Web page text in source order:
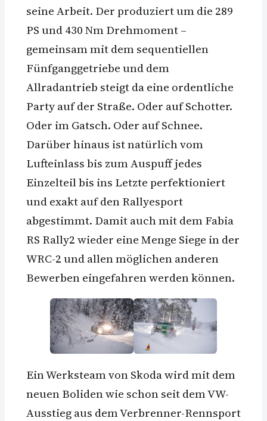
seine Arbeit. Der produziert um die 289
PS und 430 Nm Drehmoment –
gemeinsam mit dem sequentiellen
Fünfganggetriebe und dem
Allradantrieb steigt da eine ordentliche
Party auf der Straße. Oder auf Schotter.
Oder im Gatsch. Oder auf Schnee.
Darüber hinaus ist natürlich vom
Lufteinlass bis zum Auspuff jedes
Einzelteil bis ins Letzte perfektioniert
und exakt auf den Rallyesport
abgestimmt. Damit auch mit dem Fabia
RS Rally2 wieder eine Menge Siege in der
WRC-2 und allen möglichen anderen
Bewerben eingefahren werden können.
Ein Werksteam von Skoda wird mit dem
neuen Boliden wie schon seit dem VW-
Ausstieg aus dem Verbrenner-Rennsport